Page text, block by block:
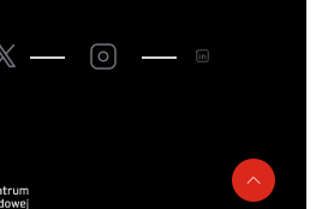
Twitter LinkedIn Twitter